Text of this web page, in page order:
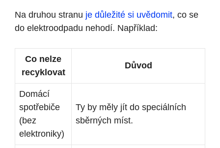
Na druhou stranu je důležité si uvědomit, co se
do elektroodpadu nehodí. Například:
Co nelze
recyklovat
Důvod
Domácí
spotřebiče
(bez
elektroniky)
Ty by měly jít do speciálních
sběrných míst.